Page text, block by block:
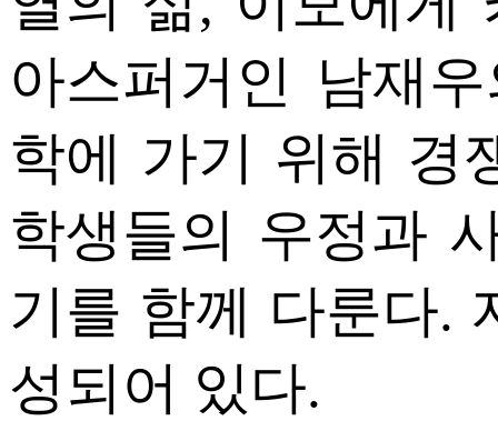
아스퍼거인 남재
학에 가기 위해 경
학생들의 우정과
기를 함께 다룬다.
성되어 있다.